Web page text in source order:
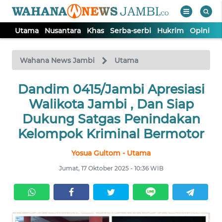
Utama Nusantara Khas Serba-serbi Hukrim Opini
Wahana News Jambi Utama
Dandim 0415/Jambi Apresiasi
Walikota Jambi , Dan Siap
Dukung Satgas Penindakan
Kelompok Kriminal Bermotor
Yosua Gultom - Utama
Jumat, 17 Oktober 2025 - 10:36 WIB
TV
Tutup
UTAMA
NUSANTARA
SERBI
HUKRIM